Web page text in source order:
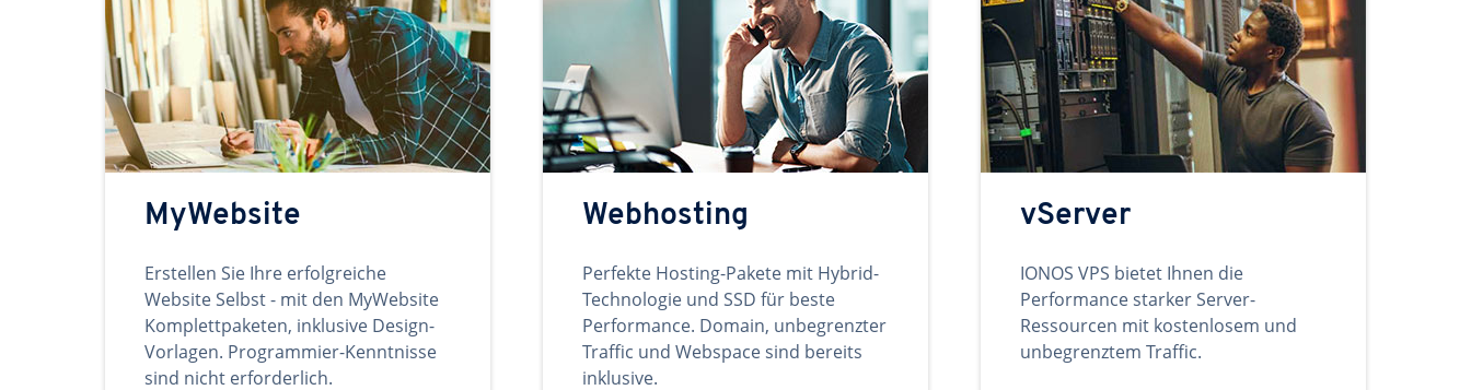
MyWebsite
Erstellen Sie Ihre erfolgreiche
Website Selbst - mit den MyWebsite
Komplettpaketen, inklusive Design-
Vorlagen. Programmier-Kenntnisse
sind nicht erforderlich.
Webhosting
Perfekte Hosting-Pakete mit Hybrid-
Technologie und SSD für beste
Performance. Domain, unbegrenzter
Traffic und Webspace sind bereits
inklusive.
vServer
IONOS VPS bietet Ihnen die
Performance starker Server-
Ressourcen mit kostenlosem und
unbegrenztem Traffic.